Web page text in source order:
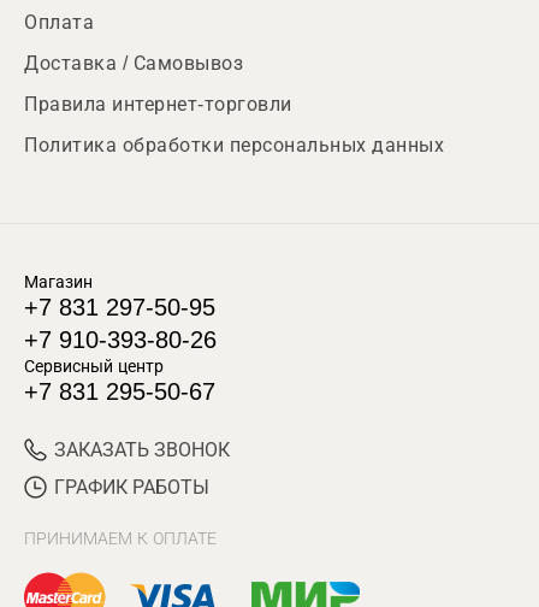
Оплата
Доставка / Самовывоз
Правила интернет-торговли
Политика обработки персональных данных
Магазин
+7 831 297-50-95
+7 910-393-80-26
Сервисный центр
+7 831 295-50-67
ЗАКАЗАТЬ ЗВОНОК
ГРАФИК РАБОТЫ
ПРИНИМАЕМ К ОПЛАТЕ